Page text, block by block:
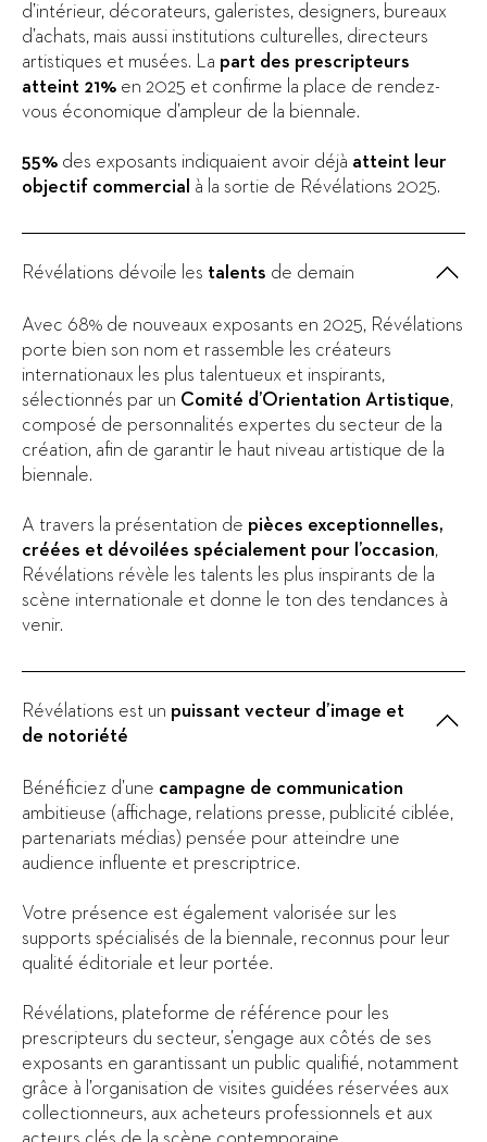
d’intérieur, décorateurs, galeristes, designers, bureaux
d’achats, mais aussi institutions culturelles, directeurs
artistiques et musées. La part des prescripteurs
atteint 21% en 2025 et confirme la place de rendez-
vous économique d’ampleur de la biennale.
55% des exposants indiquaient avoir déjà atteint leur
objectif commercial à la sortie de Révélations 2025.
Révélations dévoile les talents de demain
Avec 68% de nouveaux exposants en 2025, Révélations
porte bien son nom et rassemble les créateurs
internationaux les plus talentueux et inspirants,
sélectionnés par un Comité d’Orientation Artistique,
composé de personnalités expertes du secteur de la
création, afin de garantir le haut niveau artistique de la
biennale.
A travers la présentation de pièces exceptionnelles,
créées et dévoilées spécialement pour l’occasion,
Révélations révèle les talents les plus inspirants de la
scène internationale et donne le ton des tendances à
venir.
Révélations est un puissant vecteur d’image et
de notoriété
Bénéficiez d’une campagne de communication
ambitieuse (affichage, relations presse, publicité ciblée,
partenariats médias) pensée pour atteindre une
audience influente et prescriptrice.
Votre présence est également valorisée sur les
supports spécialisés de la biennale, reconnus pour leur
qualité éditoriale et leur portée.
Révélations, plateforme de référence pour les
prescripteurs du secteur, s’engage aux côtés de ses
exposants en garantissant un public qualifié, notamment
grâce à l’organisation de visites guidées réservées aux
collectionneurs, aux acheteurs professionnels et aux